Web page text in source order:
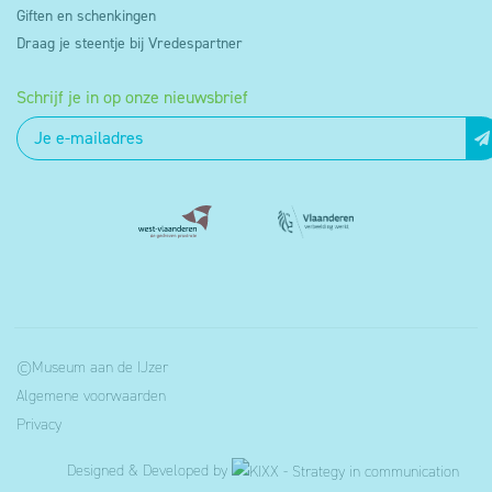
Giften en schenkingen
Draag je steentje bij Vredespartner
Schrijf je in op onze nieuwsbrief
©Museum aan de IJzer
Algemene voorwaarden
Privacy
Designed & Developed by